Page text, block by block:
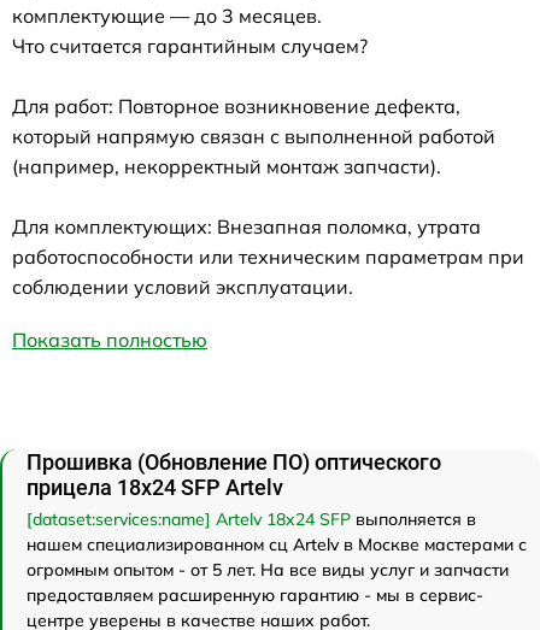
комплектующие — до 3 месяцев.
Что считается гарантийным случаем?
Для работ: Повторное возникновение дефекта,
который напрямую связан с выполненной работой
(например, некорректный монтаж запчасти).
Для комплектующих: Внезапная поломка, утрата
работоспособности или техническим параметрам при
соблюдении условий эксплуатации.
Показать полностью
Прошивка (Обновление ПО) оптического
прицела 18x24 SFP Artelv
[dataset:services:name] Artelv 18x24 SFP выполняется в
нашем специализированном сц Artelv в Москве мастерами с
огромным опытом - от 5 лет. На все виды услуг и запчасти
предоставляем расширенную гарантию - мы в сервис-
центре уверены в качестве наших работ.